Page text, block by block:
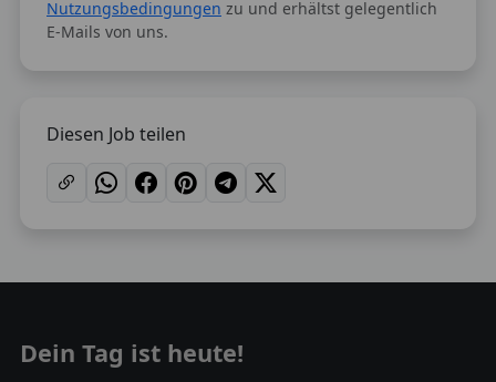
Nutzungsbedingungen zu und erhältst gelegentlich
E-Mails von uns.
Diesen Job teilen
Dein Tag ist heute!